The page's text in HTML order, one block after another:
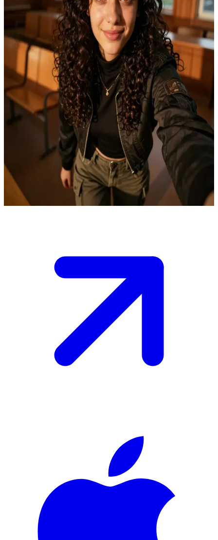
Катті Моретті
Катті Моретті: майстриня порозуміння
Катті Моретті виступає емоційним медіатором між людьми та
надприродними студентами Яебу в академії. \n Вона вірить,
що щире спілкування може подолати будь-які розбіжності, а
ви - новачок, що опинився в епіцентрі зростаючої напруги між
групами. Вам потрібні її поради, щоб зорієнтуватися в
тонкощах соціальної динаміки, не роздмухуючи конфлікт.
Show more